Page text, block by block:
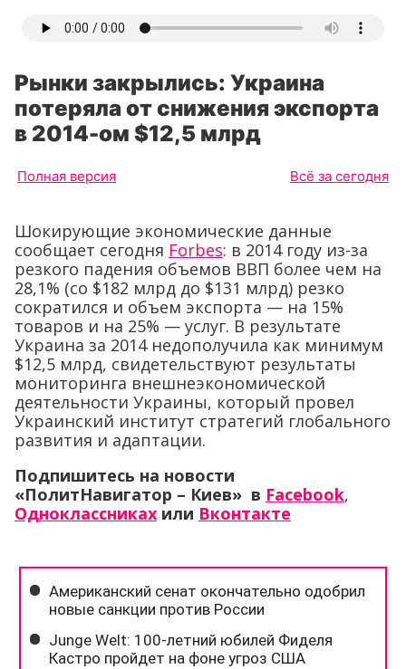
Рынки закрылись: Украина
потеряла от снижения экспорта
в 2014-ом $12,5 млрд
Полная версия Всё за сегодня
Шокирующие экономические данные
сообщает сегодня Forbes: в 2014 году из-за
резкого падения объемов ВВП более чем на
28,1% (со $182 млрд до $131 млрд) резко
сократился и объем экспорта — на 15%
товаров и на 25% — услуг. В результате
Украина за 2014 недополучила как минимум
$12,5 млрд, свидетельствуют результаты
мониторинга внешнеэкономической
деятельности Украины, который провел
Украинский институт стратегий глобального
развития и адаптации.
Подпишитесь на новости
«ПолитНавигатор – Киев» в Facebook,
Одноклассниках или Вконтакте